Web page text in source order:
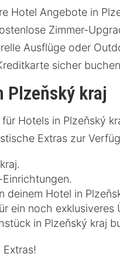
Hotel Angebote in
Zimmer-
Ausflüge oder
sicher
Plzeňský kraj
Hotels in Plzeňský
Extras zur
deinem Hotel in
ein noch exklusiveres
in Plzeňský kraj